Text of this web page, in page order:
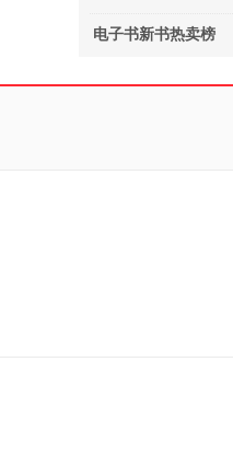
电子书新书热卖榜